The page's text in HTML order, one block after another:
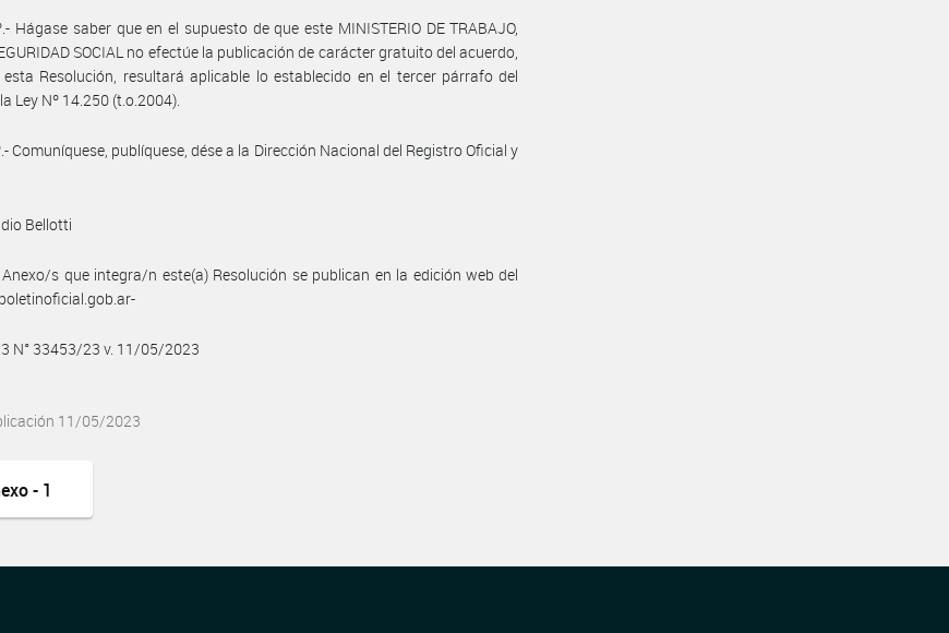
Hágase saber que en el supuesto de que este MINISTERIO DE TRABAJO,
SOCIAL no efectúe la publicación de carácter gratuito del acuerdo,
Resolución, resultará aplicable lo establecido en el tercer párrafo del
Ley Nº 14.250 (t.o.2004).
Comuníquese, publíquese, dése a la Dirección Nacional del Registro Oficial y
Bellotti
Anexo/s que integra/n este(a) Resolución se publican en la edición web del
N° 33453/23 v. 11/05/2023
11/05/2023
- 1